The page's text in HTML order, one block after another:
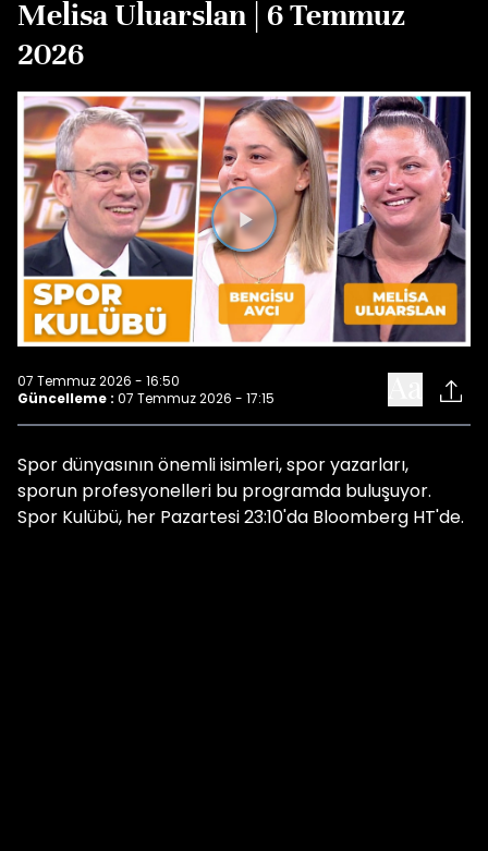
Melisa Uluarslan | 6 Temmuz
2026
Videoyu
Oynat
07 Temmuz 2026 - 16:50
Güncelleme : 07 Temmuz 2026 - 17:15
Spor dünyasının önemli isimleri, spor yazarları,
sporun profesyonelleri bu programda buluşuyor.
Spor Kulübü, her Pazartesi 23:10'da Bloomberg HT'de.